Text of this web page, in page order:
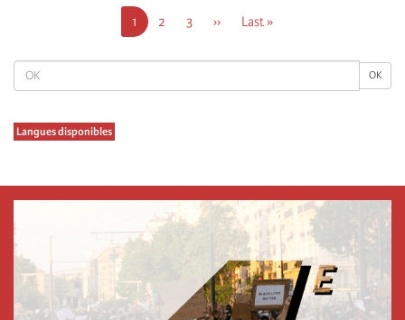
OK OK
Langues disponibles
Current
page
1 Pagina
2 Pagina
3
Next
››
Last
Last »